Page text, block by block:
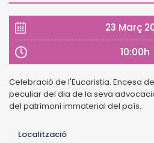
23 Març
10:00h
Celebració de l'Eucaristia. Encesa
peculiar del dia de la seva
del patrimoni immaterial del país.
Localització